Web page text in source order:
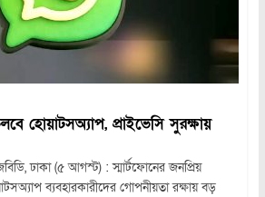
হোয়াটসঅ্যাপ, প্রাইভেসি সুরক্ষায়
ঢাকা (৫ আগস্ট) : স্মার্টফোনের জনপ্রিয়
ব্যবহারকারীদের গোপনীয়তা রক্ষায় বড়